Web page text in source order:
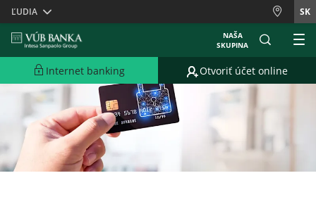
Skiplinks
ĽUDIA SK
NAŠA
SKUPINA
Internet banking Otvoriť účet online